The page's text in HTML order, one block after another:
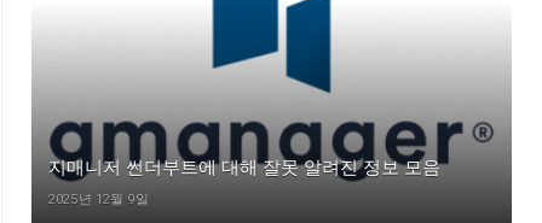
지매니저 썬더부트에 대해 잘못 알려진 정보 모음
2025년 12월 9일